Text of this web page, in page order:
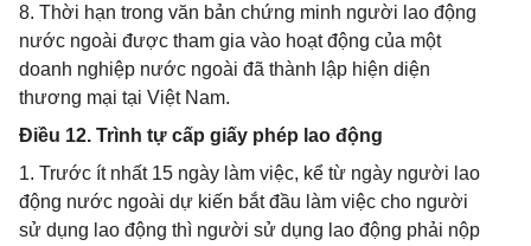
8. Thời hạn trong văn bản chứng minh người lao động
nước ngoài được tham gia vào hoạt động của một
doanh nghiệp nước ngoài đã thành lập hiện diện
thương mại tại Việt Nam.
Điều 12. Trình tự cấp giấy phép lao động
1. Trước ít nhất 15 ngày làm việc, kể từ ngày người lao
động nước ngoài dự kiến bắt đầu làm việc cho người
sử dụng lao động thì người sử dụng lao động phải nộp